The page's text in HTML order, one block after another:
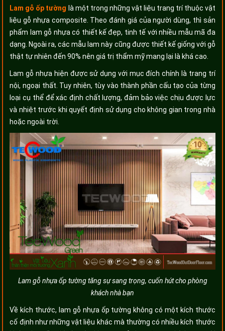
Lam gỗ ốp tường là một trong những vật liệu trang trí thuộc vật
liệu gỗ nhựa composite. Theo đánh giá của người dùng, thì sản
phẩm lam gỗ nhựa có thiết kế đẹp, tinh tế với nhiều mẫu mã đa
dạng. Ngoài ra, các mẫu lam này cũng được thiết kế giống với gỗ
thật tự nhiên đến 90% nên giá trị thẩm mỹ mang lại là khá cao.
Lam gỗ nhựa hiện được sử dụng với mục đích chính là trang trí
nội, ngoại thất. Tuy nhiên, tùy vào thành phần cấu tạo của từng
loại cụ thể để xác định chất lượng, đảm bảo việc chịu được lực
và nhiệt trước khi quyết định sử dụng cho không gian trong nhà
hoặc ngoài trời.
Lam gỗ nhựa ốp tường tăng sự sang trọng, cuốn hút cho phòng
khách nhà bạn
Về kích thước, lam gỗ nhựa ốp tường không có một kích thước
cố định như những vật liệu khác mà thường có nhiều kích thước